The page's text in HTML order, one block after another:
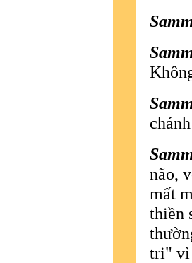
não,
mất
thiền
tri" vì